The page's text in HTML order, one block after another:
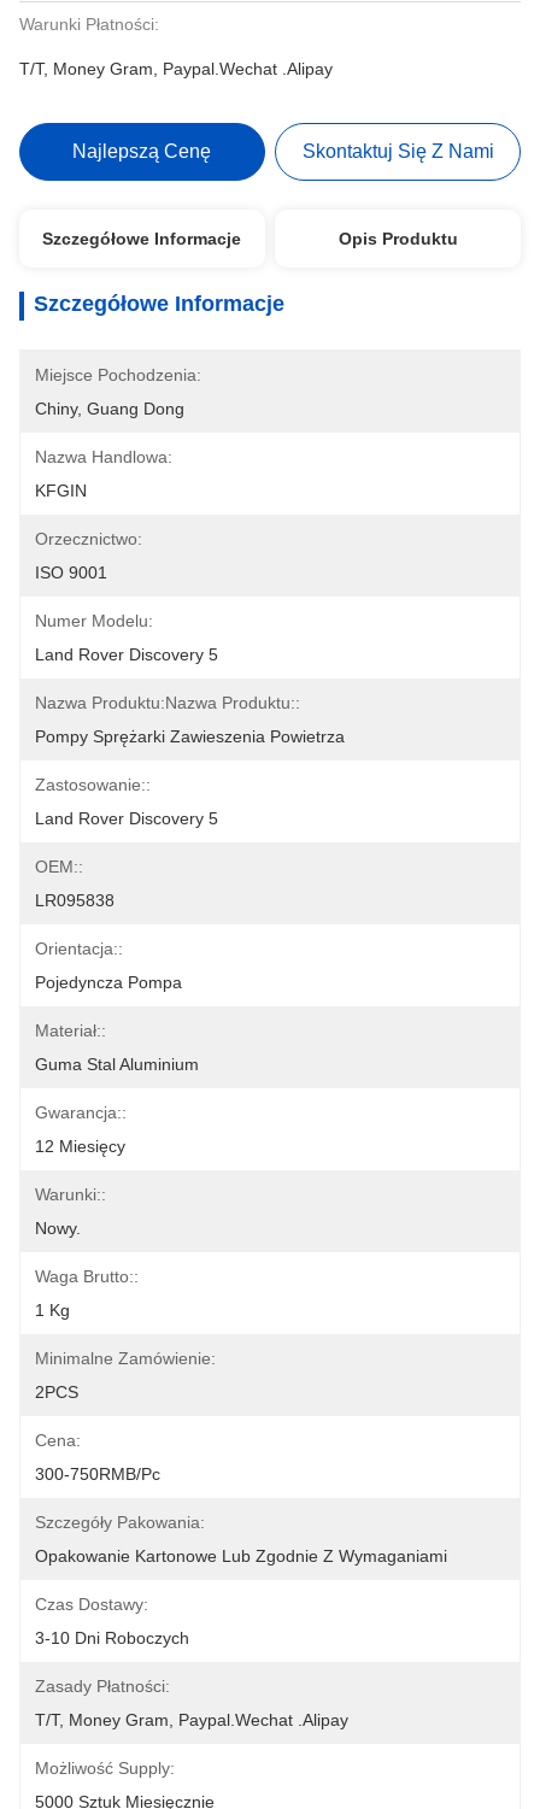
Warunki Płatności:
T/T, Money Gram, Paypal.Wechat .Alipay
Najlepszą Cenę Skontaktuj Się Z Nami
Szczegółowe Informacje Opis Produktu
Szczegółowe Informacje
Miejsce Pochodzenia:
Chiny, Guang Dong
Nazwa Handlowa:
KFGIN
Orzecznictwo:
ISO 9001
Numer Modelu:
Land Rover Discovery 5
Nazwa Produktu:Nazwa Produktu::
Pompy Sprężarki Zawieszenia Powietrza
Zastosowanie::
Land Rover Discovery 5
OEM::
LR095838
Orientacja::
Pojedyncza Pompa
Materiał::
Guma Stal Aluminium
Gwarancja::
12 Miesięcy
Warunki::
Nowy.
Waga Brutto::
1 Kg
Minimalne Zamówienie:
2PCS
Cena:
300-750RMB/Pc
Szczegóły Pakowania:
Opakowanie Kartonowe Lub Zgodnie Z Wymaganiami
Czas Dostawy:
3-10 Dni Roboczych
Zasady Płatności:
T/T, Money Gram, Paypal.Wechat .Alipay
Możliwość Supply:
5000 Sztuk Miesięcznie